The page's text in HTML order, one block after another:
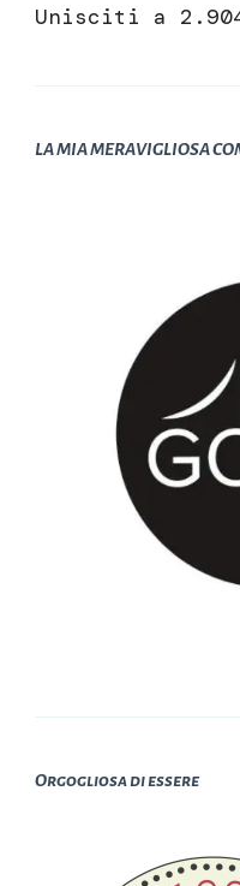
Unisciti a
LA MIA MERAVIGLIOSA
Orgogliosa di essere